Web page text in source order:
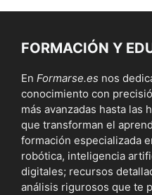
FORMACIÓN Y
En Formarse.es nos
conocimiento con
más avanzadas hasta las
que transforman el
formación especializada
robótica, inteligencia
digitales; recursos
análisis rigurosos que te